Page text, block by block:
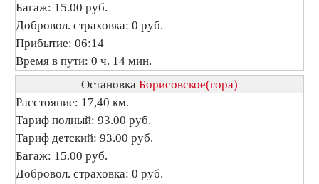
Багаж: 15.00 руб.
Добровол. страховка: 0 руб.
Прибытие: 06:14
Время в пути: 0 ч. 14 мин.
Остановка Борисовское(гора)
Расстояние: 17,40 км.
Тариф полный: 93.00 руб.
Тариф детский: 93.00 руб.
Багаж: 15.00 руб.
Добровол. страховка: 0 руб.